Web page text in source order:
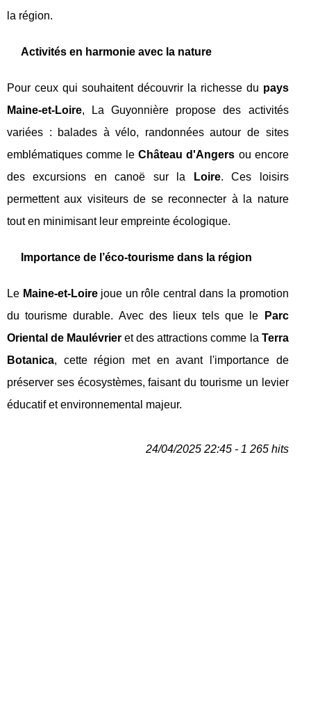
la région.
Activités en harmonie avec la nature
Pour ceux qui souhaitent découvrir la richesse du pays
Maine-et-Loire, La Guyonnière propose des activités
variées : balades à vélo, randonnées autour de sites
emblématiques comme leChâteau d'Angers ou encore
des excursions en canoë sur la
Loire. Ces loisirs
permettent aux visiteurs de se reconnecter à la nature
tout en minimisant leur empreinte écologique.
Importance de l’éco-tourisme dans la région
Le Maine-et-Loirejoue un rôle central dans la promotion
du tourisme durable. Avec des lieux tels que le
Parc
Oriental de Maulévrier et des attractions comme la Terra
Botanica, cette région met en avant l'importance de
préserver ses écosystèmes, faisant du tourisme un levier
éducatif et environnemental majeur.
24/04/2025 22:45 - 1 265 hits